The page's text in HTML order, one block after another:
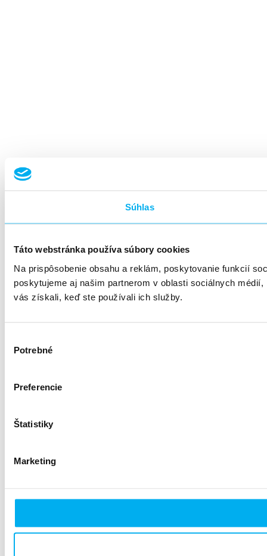
Súhlas
Táto webstránka používa súbory cookies
Na prispôsobenie obsahu a reklám, poskytovanie funkcií
poskytujeme aj našim partnerom v oblasti sociálnych
vás získali, keď ste používali ich služby.
súhlasu
Potrebné
Preferencie
Štatistiky
Marketing